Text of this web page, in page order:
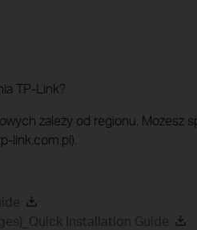
TP-Link?
zależy od regionu. Możesz
link.com.pl).
Installation Guide